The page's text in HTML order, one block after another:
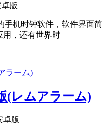
卓版
手机时钟软件，软件界面
用，还有世界时
(レムアラーム)
卓版